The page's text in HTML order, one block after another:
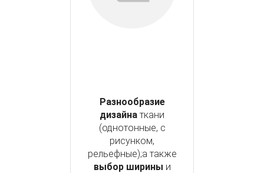
Разнообразие
дизайна ткани
(однотонные, с
рисунком,
рельефные);а также
выбор ширины и